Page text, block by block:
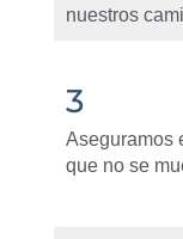
nuestros
3
Aseguramos
que no se